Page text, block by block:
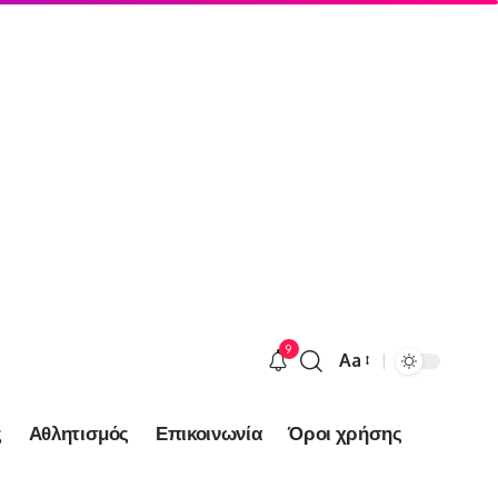
9
Font
Aa
Αθλητισμός Επικοινωνία Όροι χρήσης